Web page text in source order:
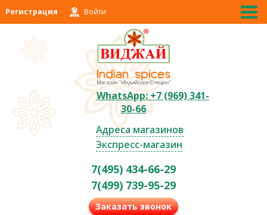
Регистрация Войти
WhatsApp: +7 (969) 341-
30-66
Адреса магазинов
Экспресс-магазин
7(495) 434-66-29
7(499) 739-95-29
Заказать звонок